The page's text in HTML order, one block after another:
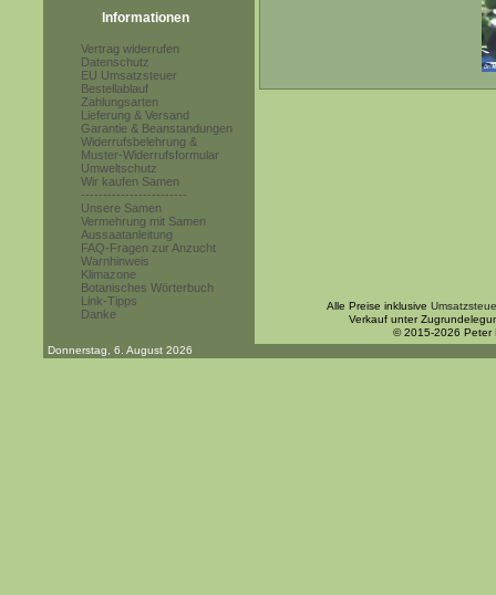
Informationen
Vertrag widerrufen
Datenschutz
EU Umsatzsteuer
Bestellablauf
Zahlungsarten
Lieferung & Versand
Garantie & Beanstandungen
Widerrufsbelehrung &
Muster-Widerrufsformular
Umweltschutz
Wir kaufen Samen
------------------------
Unsere Samen
Vermehrung mit Samen
Aussaatanleitung
FAQ-Fragen zur Anzucht
Warnhinweis
Klimazone
Botanisches Wörterbuch
Link-Tipps
Danke
Alle Preise inklusive
Verkauf unter
© 2015-2026 Peter
Donnerstag, 6. August 2026